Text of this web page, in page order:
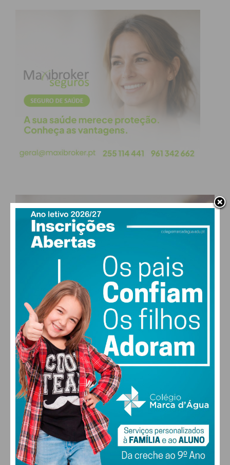
PAÇOS DE FERREIRA
23°
clear sky
MAX 23 • MIN 23
30°
SEX
28
SÁB
28 °
DOM
29 °
SEG
FARMACIAS DE SERVIÇO EM PAÇOS DE
FERREIRA